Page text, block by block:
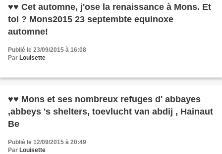
♥♥ Cet automne, j'ose la renaissance à Mons. Et
toi ? Mons2015 23 septembte equinoxe
automne!
Publié le 23/09/2015 à 16:08
Par Louisette
♥♥ Mons et ses nombreux refuges d' abbayes
,abbeys 's shelters, toevlucht van abdij , Hainaut
Be
Publié le 12/09/2015 à 20:49
Par Louisette